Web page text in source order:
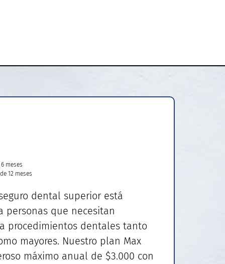
meses
12 meses
dental superior está
personas que necesitan
procedimientos dentales tanto
mayores. Nuestro plan Max
máximo anual de $3.000 con